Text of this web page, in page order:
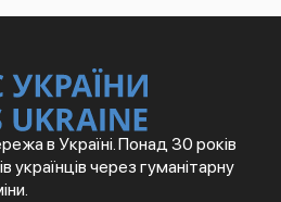
в Україні. Понад 30 років
українців через гуманітарну